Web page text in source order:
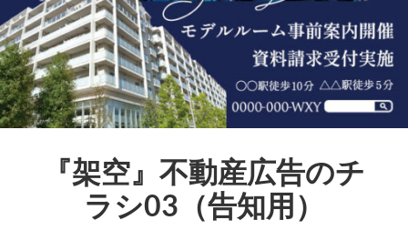
『架空』不動産広告のチ
ラシ03（告知用）